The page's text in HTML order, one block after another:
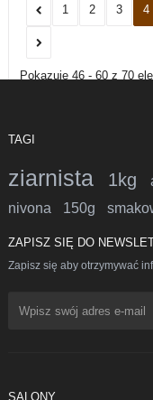
1 2 3 4
Pokazuje 46 - 60 z 70
TAGI
ziarnista 1kg
nivona 150g
ZAPISZ SIĘ DO
Zapisz się aby otrzymywać
SALONY